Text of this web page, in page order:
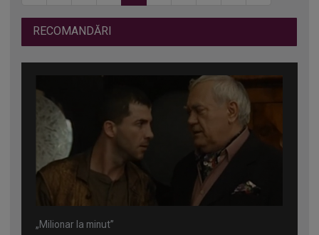
RECOMANDĂRI
„Milionar la minut”